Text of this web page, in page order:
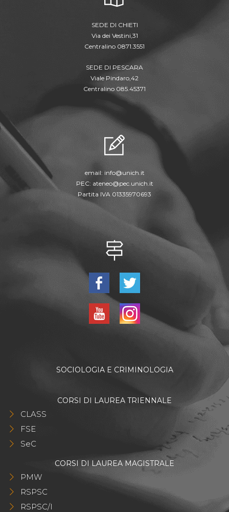
SEDE DI CHIETI
Via dei Vestini,31
Centralino 0871.3551
SEDE DI PESCARA
Viale Pindaro,42
Centralino 085.45371
email: info@unich.it
PEC: ateneo@pec.unich.it
Partita IVA 01335970693
SOCIOLOGIA E CRIMINOLOGIA
CORSI DI LAUREA TRIENNALE
CLASS
FSE
SeC
CORSI DI LAUREA MAGISTRALE
PMW
RSPSC
RSPSC/I